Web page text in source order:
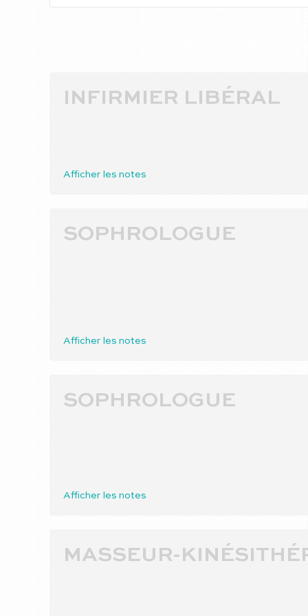
INFIRMIER LIBÉRAL
Afficher les notes
SOPHROLOGUE
Afficher les notes
SOPHROLOGUE
Afficher les notes
MASSEUR-